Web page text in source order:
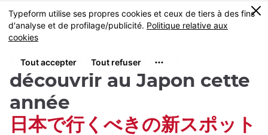
Skip
to
main
MENU
0
Les lieux inédits à
découvrir au Japon cette
année
日本で行くべきの新スポット